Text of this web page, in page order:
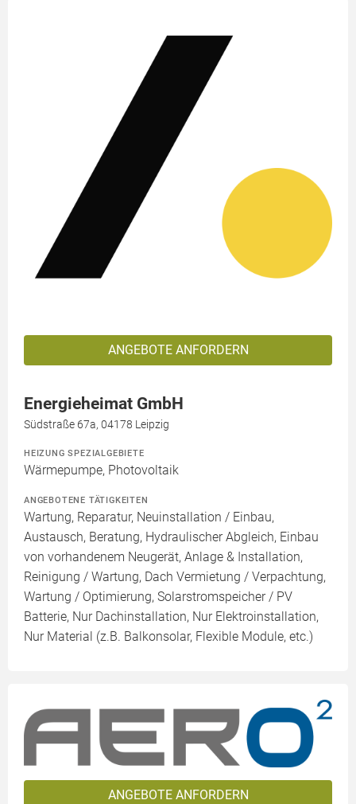
ANGEBOTE ANFORDERN
Energieheimat GmbH
Südstraße 67a, 04178 Leipzig
HEIZUNG SPEZIALGEBIETE
Wärmepumpe, Photovoltaik
ANGEBOTENE TÄTIGKEITEN
Wartung, Reparatur, Neuinstallation / Einbau,
Austausch, Beratung, Hydraulischer Abgleich, Einbau
von vorhandenem Neugerät, Anlage & Installation,
Reinigung / Wartung, Dach Vermietung / Verpachtung,
Wartung / Optimierung, Solarstromspeicher / PV
Batterie, Nur Dachinstallation, Nur Elektroinstallation,
Nur Material (z.B. Balkonsolar, Flexible Module, etc.)
ANGEBOTE ANFORDERN